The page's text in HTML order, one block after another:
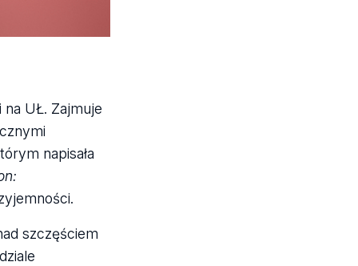
UŁ. Zajmuje
napisała
szczęściem